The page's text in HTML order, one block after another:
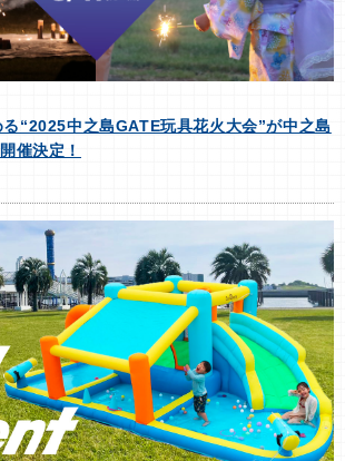
“2025中之島GATE玩具花火大会”が中之島
催決定！